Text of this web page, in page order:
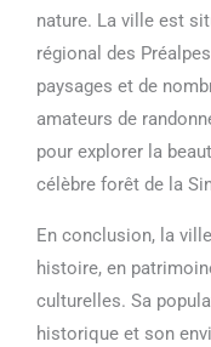
nature. La ville est
régional des
paysages et de
amateurs de
pour explorer la
célèbre forêt de la
En conclusion, la
histoire, en
culturelles. Sa
historique et son